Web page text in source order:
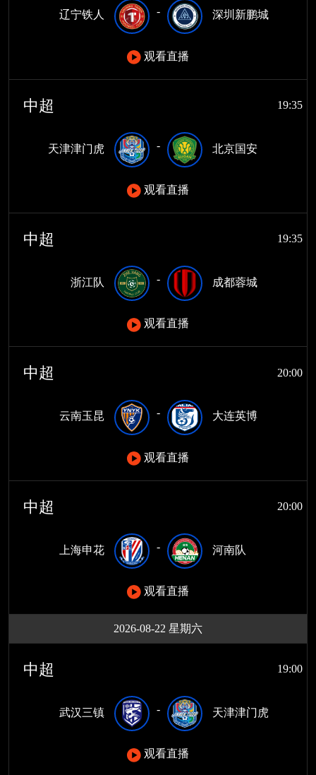
辽宁铁人 - 深圳新鹏城
观看直播
中超 19:35
天津津门虎 - 北京国安
观看直播
中超 19:35
浙江队 - 成都蓉城
观看直播
中超 20:00
云南玉昆 - 大连英博
观看直播
中超 20:00
上海申花 - 河南队
观看直播
2026-08-22 星期六
中超 19:00
武汉三镇 - 天津津门虎
观看直播